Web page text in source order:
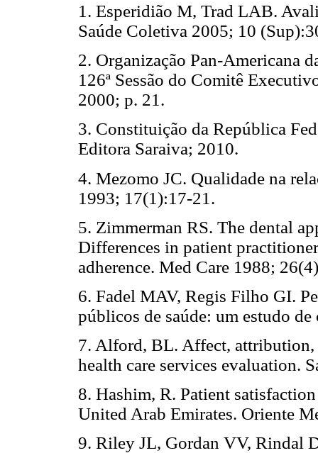
1. Esperidião M, Trad LAB.
Saúde Coletiva 2005; 10
2. Organização Pan-Americana
126ª Sessão do Comitê
2000; p. 21.
3. Constituição da República
Editora Saraiva; 2010.
4. Mezomo JC. Qualidade na
1993; 17(1):17-21.
5. Zimmerman RS. The dental
Differences in patient
adherence. Med Care 1988;
6. Fadel MAV, Regis Filho GI.
públicos de saúde: um estudo
7. Alford, BL. Affect,
health care services evaluation.
8. Hashim, R. Patient
United Arab Emirates. Oriente
9. Riley JL, Gordan VV, Rindal